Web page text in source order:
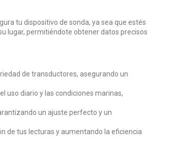
tu dispositivo de sonda, ya sea que estés
lugar, permitiéndote obtener datos precisos
de transductores, asegurando un
uso diario y las condiciones marinas,
un ajuste perfecto y un
de tus lecturas y aumentando la eficiencia